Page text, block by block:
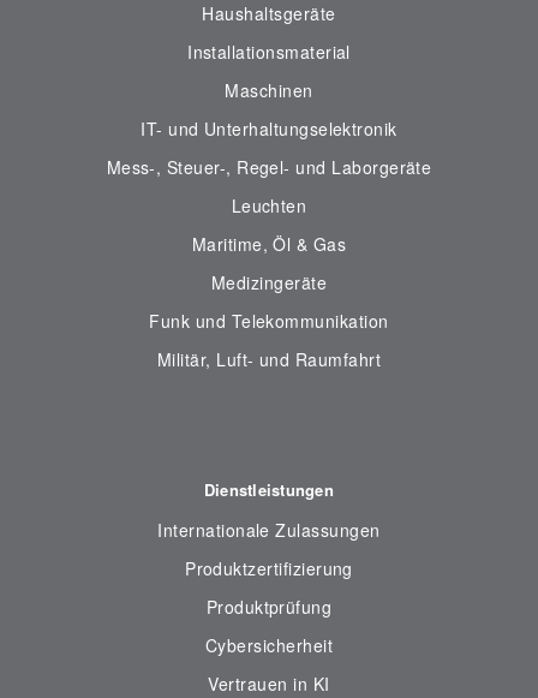
Haushaltsgeräte
Installationsmaterial
Maschinen
IT- und Unterhaltungselektronik
Mess-, Steuer-, Regel- und Laborgeräte
Leuchten
Maritime, Öl & Gas
Medizingeräte
Funk und Telekommunikation
Militär, Luft- und Raumfahrt
Dienstleistungen
Internationale Zulassungen
Produktzertifizierung
Produktprüfung
Cybersicherheit
Vertrauen in KI